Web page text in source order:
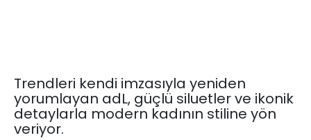
Trendleri kendi imzasıyla yeniden
yorumlayan adL, güçlü siluetler ve ikonik
detaylarla modern kadının stiline yön
veriyor.